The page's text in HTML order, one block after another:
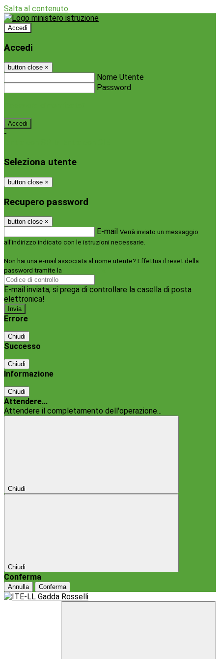
Salta al contenuto
Accedi
Accedi
button close ×
Nome Utente
Password
-
Seleziona utente
button close ×
Recupero password
button close ×
E-mail Verrà inviato un messaggio
all'indirizzo indicato con le istruzioni necessarie.
Non hai una e-mail associata al nome utente? Effettua il reset della
password tramite la
E-mail inviata, si prega di controllare la casella di posta
elettronica!
Errore
Chiudi
Successo
Chiudi
Informazione
Chiudi
Attendere...
Attendere il completamento dell'operazione...
Chiudi
Chiudi
Conferma
Annulla Conferma